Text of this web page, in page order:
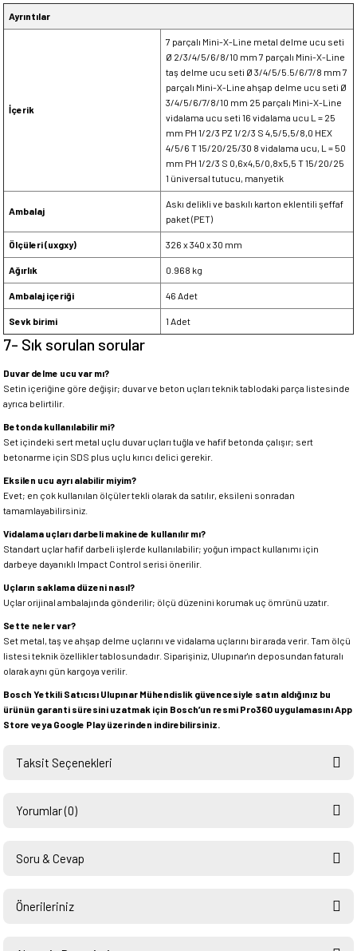
Ayrıntılar
İçerik
7 parçalı Mini-X-Line metal delme ucu seti
Ø 2/3/4/5/6/8/10 mm 7 parçalı Mini-X-Line
taş delme ucu seti Ø 3/4/5/5.5/6/7/8 mm 7
parçalı Mini-X-Line ahşap delme ucu seti Ø
3/4/5/6/7/8/10 mm 25 parçalı Mini-X-Line
vidalama ucu seti 16 vidalama ucu L = 25
mm PH 1/2/3 PZ 1/2/3 S 4,5/5,5/8,0 HEX
4/5/6 T 15/20/25/30 8 vidalama ucu, L = 50
mm PH 1/2/3 S 0,6x4,5/0,8x5,5 T 15/20/25
1 üniversal tutucu, manyetik
Ambalaj
Askı delikli ve baskılı karton eklentili şeffaf
paket (PET)
Ölçüleri (uxgxy) 326 x 340 x 30 mm
Ağırlık 0.968 kg
Ambalaj içeriği 46 Adet
Sevk birimi 1 Adet
7- Sık sorulan sorular
Duvar delme ucu var mı?
Setin içeriğine göre değişir; duvar ve beton uçları teknik tablodaki parça listesinde
ayrıca belirtilir.
Betonda kullanılabilir mi?
Set içindeki sert metal uçlu duvar uçları tuğla ve hafif betonda çalışır; sert
betonarme için SDS plus uçlu kırıcı delici gerekir.
Eksilen ucu ayrı alabilir miyim?
Evet; en çok kullanılan ölçüler tekli olarak da satılır, eksileni sonradan
tamamlayabilirsiniz.
Vidalama uçları darbeli makinede kullanılır mı?
Standart uçlar hafif darbeli işlerde kullanılabilir; yoğun impact kullanımı için
darbeye dayanıklı Impact Control serisi önerilir.
Uçların saklama düzeni nasıl?
Uçlar orijinal ambalajında gönderilir; ölçü düzenini korumak uç ömrünü uzatır.
Sette neler var?
Set metal, taş ve ahşap delme uçlarını ve vidalama uçlarını bir arada verir. Tam ölçü
listesi teknik özellikler tablosundadır. Siparişiniz, Ulupınar'ın deposundan faturalı
olarak aynı gün kargoya verilir.
Bosch Yetkili Satıcısı Ulupınar Mühendislik güvencesiyle satın aldığınız bu
ürünün garanti süresini uzatmak için Bosch’un resmi Pro360 uygulamasını App
Store veya Google Play üzerinden indirebilirsiniz.
Taksit Seçenekleri
Yorumlar (0)
Soru & Cevap
Önerileriniz